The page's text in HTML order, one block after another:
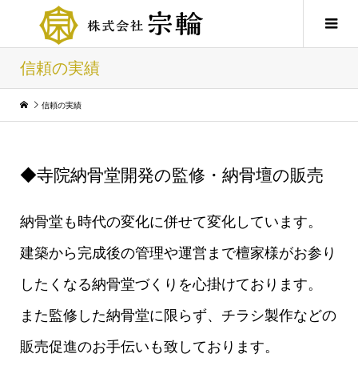
信頼の実績
信頼の実績
◆寺院納骨堂開発の監修・納骨壇の販売
納骨堂も時代の変化に併せて変化しています。
建築から完成後の管理や運営まで檀家様がお参り
したくなる納骨堂づくりを心掛けております。
また監修した納骨堂に限らず、チラシ製作などの
販売促進のお手伝いも致しております。